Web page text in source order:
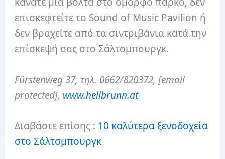
επισκεφτείτε το Sound of Music Pavilion ή
δεν βραχείτε από τα σιντριβάνια κατά την
επίσκεψή σας στο Σάλτσμπουργκ.
Fürstenweg 37, τηλ. 0662/820372, [email
protected], www.hellbrunn.at
Διαβάστε επίσης : 10 καλύτερα ξενοδοχεία
στο Σάλτσμπουργκ